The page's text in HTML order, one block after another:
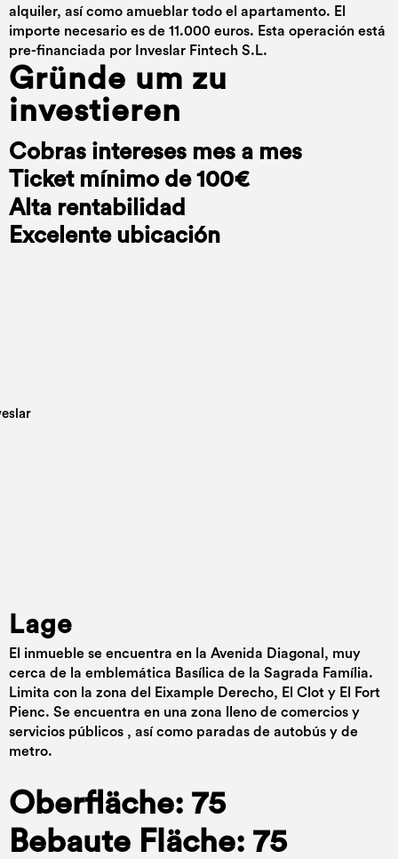
alquiler, así como amueblar todo el apartamento. El
importe necesario es de 11.000 euros. Esta operación está
pre-financiada por Inveslar Fintech S.L.
Gründe um zu
investieren
Cobras intereses mes a mes
Ticket mínimo de 100€
Alta rentabilidad
Excelente ubicación
Lage
El inmueble se encuentra en la Avenida Diagonal, muy
cerca de la emblemática Basílica de la Sagrada Família.
Limita con la zona del Eixample Derecho, El Clot y El Fort
Pienc. Se encuentra en una zona lleno de comercios y
servicios públicos , así como paradas de autobús y de
metro.
Oberfläche: 75
Bebaute Fläche: 75